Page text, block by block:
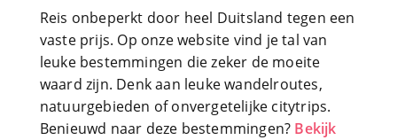
Reis onbeperkt door heel Duitsland tegen een
vaste prijs. Op onze website vind je tal van
leuke bestemmingen die zeker de moeite
waard zijn. Denk aan leuke wandelroutes,
natuurgebieden of onvergetelijke citytrips.
Benieuwd naar deze bestemmingen? Bekijk